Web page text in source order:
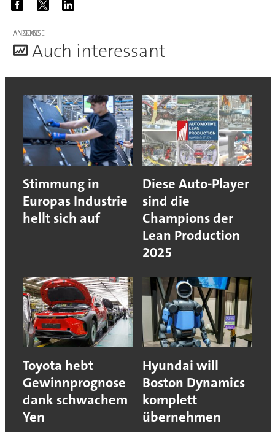
ANZEIGE
Auch interessant
Stimmung in
Europas Industrie
hellt sich auf
Diese Auto-Player
sind die
Champions der
Lean Production
2025
Toyota hebt
Gewinnprognose
dank schwachem
Yen
Hyundai will
Boston Dynamics
komplett
übernehmen